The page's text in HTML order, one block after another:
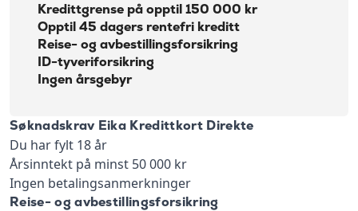
Kredittgrense på opptil 150 000 kr
Opptil 45 dagers rentefri kreditt
Reise- og avbestillingsforsikring
ID-tyveriforsikring
Ingen årsgebyr
Søknadskrav Eika Kredittkort Direkte
Du har fylt 18 år
Årsinntekt på minst 50 000 kr
Ingen betalingsanmerkninger
Reise- og avbestillingsforsikring